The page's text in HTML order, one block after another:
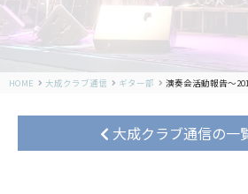
HOME 大成クラブ通信 ギター部 演奏会活動報告～
大成クラブ通信の一